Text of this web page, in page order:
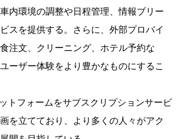
内環境の調整や日程管理、情報ブリー
スを提供する。さらに、外部プロバイ
注文、クリーニング、ホテル予約な
ーザー体験をより豊かなものにするこ
トフォームをサブスクリプションサービ
を立てており、より多くの人々がアク